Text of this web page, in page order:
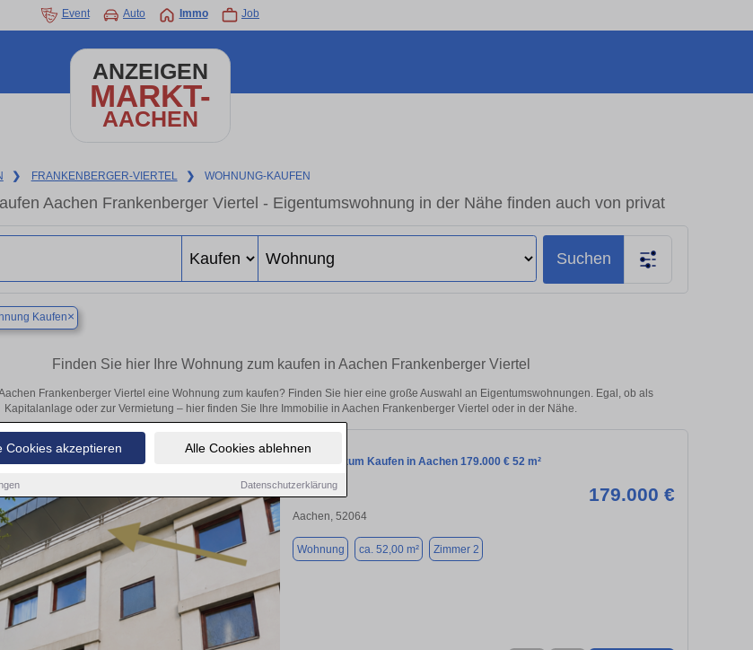
Cookies akzeptieren Alle Cookies ablehnen
Datenschutzerklärung
Event Auto Immo Job
ANZEIGEN
MARKT-
AACHEN
❯ FRANKENBERGER-VIERTEL ❯ WOHNUNG-KAUFEN
Aachen Frankenberger Viertel - Eigentumswohnung in der Nähe finden auch von privat
Suchen
Kaufen×
Finden Sie hier Ihre Wohnung zum kaufen in Aachen Frankenberger Viertel
Frankenberger Viertel eine Wohnung zum kaufen? Finden Sie hier eine große Auswahl an Eigentumswohnungen. Egal, ob als
Kapitalanlage oder zur Vermietung – hier finden Sie Ihre Immobilie in Aachen Frankenberger Viertel oder in der Nähe.
Wohnung zum Kaufen in Aachen 179.000 € 52 m²
179.000 €
Aachen, 52064
Wohnung ca. 52,00 m² Zimmer 2